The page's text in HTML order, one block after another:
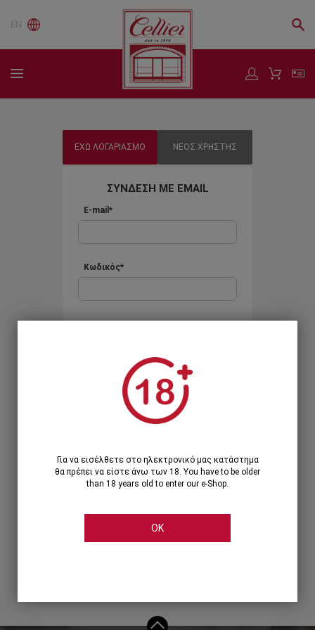
EN
ΕΧΩ ΛΟΓΑΡΙΑΣΜΟ ΝΕΟΣ ΧΡΗΣΤΗΣ
ΣΥΝΔΕΣΗ ΜΕ EMAIL
E-mail*
Κωδικός*
Ξεχάσατε τον κωδικό;
Ή
ΣΥΝΔΕΣΗ ΜΕ ...
Για να εισέλθετε στο ηλεκτρονικό μας κατάστημα
θα πρέπει να είστε άνω των 18. You have to be older
than 18 years old to enter our e-Shop.
OK